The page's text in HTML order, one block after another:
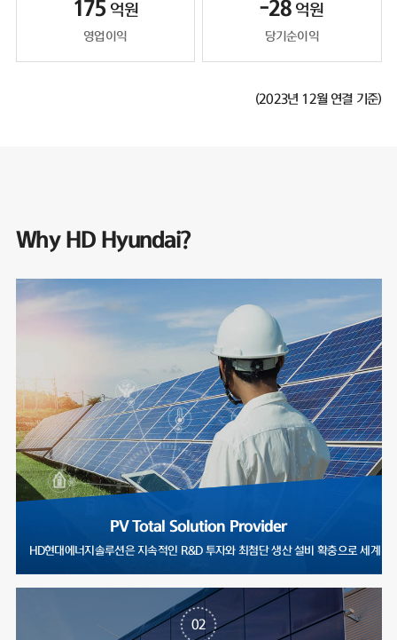
175 억원
영업이익
-28 억원
당기순이익
(2023년 12월 연결 기준)
Why HD Hyundai?
PV Total Solution Provider
HD현대에너지솔루션은 지속적인 R&D 투자와 최첨단 생산 설비 확충으로
02